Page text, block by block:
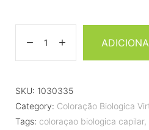
SKU: 1030335
Category: Coloração Biologica
Tags: coloraçao biologica capilar,